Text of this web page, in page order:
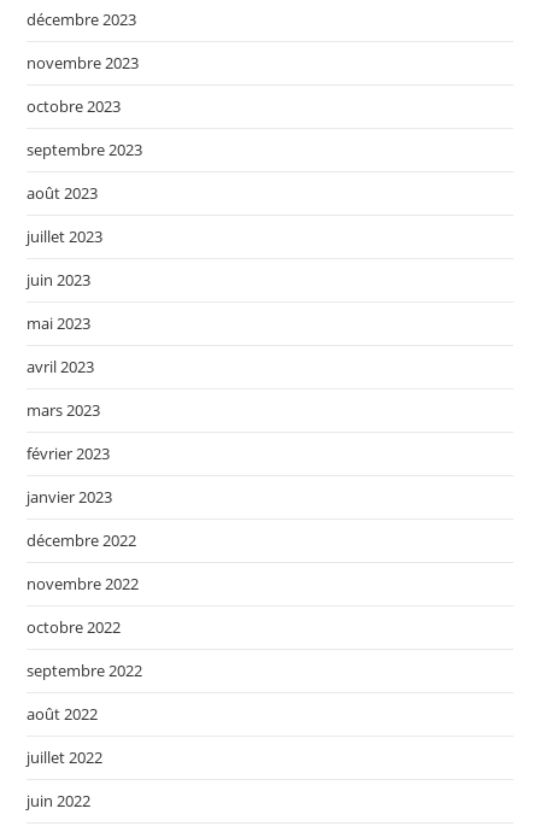
décembre 2023
novembre 2023
octobre 2023
septembre 2023
août 2023
juillet 2023
juin 2023
mai 2023
avril 2023
mars 2023
février 2023
janvier 2023
décembre 2022
novembre 2022
octobre 2022
septembre 2022
août 2022
juillet 2022
juin 2022